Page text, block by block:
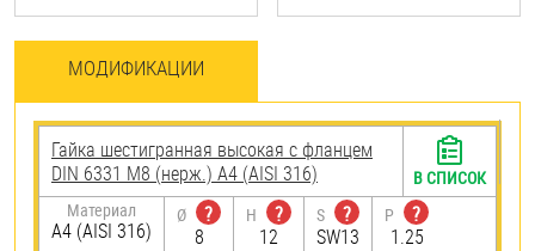
МОДИФИКАЦИИ
Гайка шестигранная высокая с фланцем
DIN 6331 М8 (нерж.) A4 (AISI 316)
Материал
A4 (AISI 316)
Ø
?
8
H
?
12
S
?
SW13
P
?
1.25
В СПИСОК